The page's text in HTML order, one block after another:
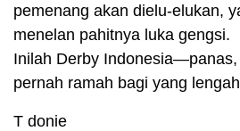
pemenang akan dielu-elukan,
menelan pahitnya luka gengsi.
Inilah Derby
pernah ramah bagi yang
T donie